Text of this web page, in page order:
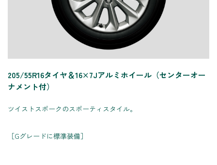
205/55R16タイヤ＆16×7Jアルミホイール（センターオー
ナメント付）
ツイストスポークのスポーティスタイル。
［Gグレードに標準装備］